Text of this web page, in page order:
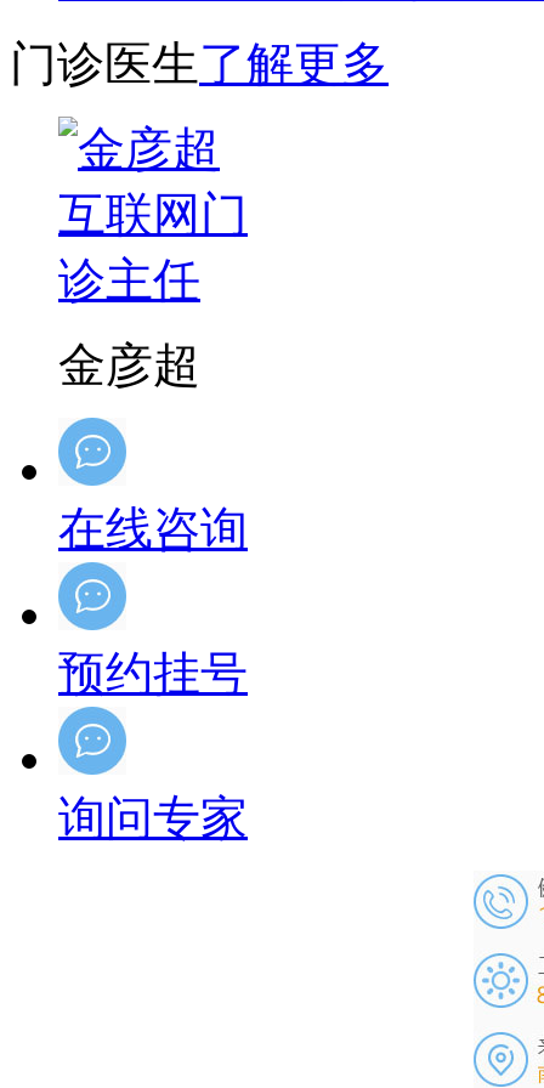
门诊医生了解更多
金彦超
在线咨询
预约挂号
询问专家